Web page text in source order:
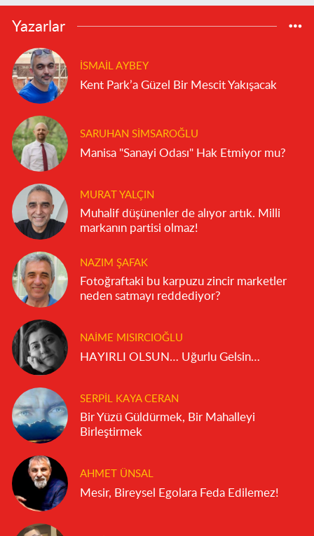
Yazarlar
İSMAIL AYBEY
Kent Park’a Güzel Bir Mescit Yakışacak
SARUHAN SIMSAROĞLU
Manisa "Sanayi Odası" Hak Etmiyor mu?
MURAT YALÇIN
Muhalif düşünenler de alıyor artık. Milli
markanın partisi olmaz!
NAZIM ŞAFAK
Fotoğraftaki bu karpuzu zincir marketler
neden satmayı reddediyor?
NAIME MISIRCIOĞLU
HAYIRLI OLSUN… Uğurlu Gelsin…
SERPIL KAYA CERAN
Bir Yüzü Güldürmek, Bir Mahalleyi
Birleştirmek
AHMET ÜNSAL
Mesir, Bireysel Egolara Feda Edilemez!